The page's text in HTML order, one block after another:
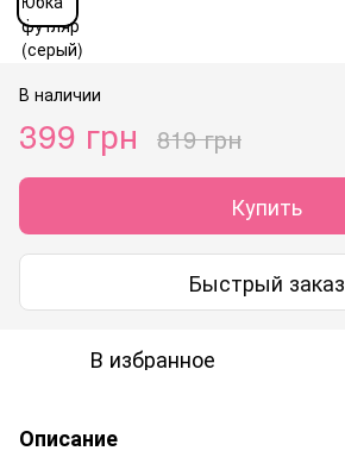
В наличии
399 грн 819 грн
Купить
Быстрый заказ
В избранное
Описание